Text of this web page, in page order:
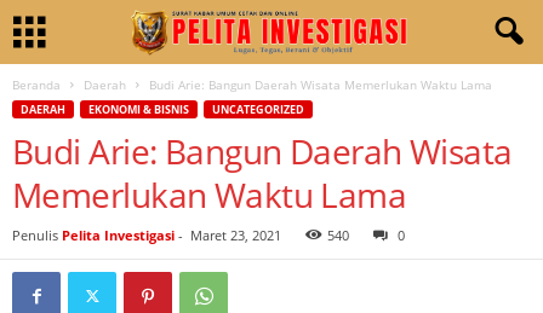
Beranda Daerah Budi Arie: Bangun Daerah Wisata Memerlukan Waktu Lama
DAERAH EKONOMI & BISNIS UNCATEGORIZED
Budi Arie: Bangun Daerah Wisata
Memerlukan Waktu Lama
Penulis Pelita Investigasi - Maret 23, 2021 540 0